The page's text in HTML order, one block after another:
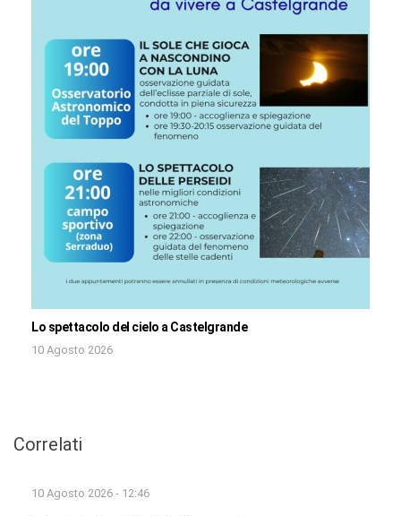
Lo spettacolo del cielo a Castelgrande
10 Agosto 2026
Correlati
10 Agosto 2026 - 12:46